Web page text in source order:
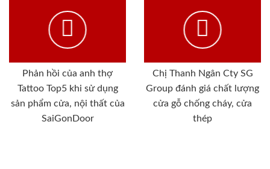
Phản hồi của anh thợ
Tattoo Top5 khi sử dụng
sản phẩm cửa, nội thất của
SaiGonDoor
Chị Thanh Ngân Cty SG
Group đánh giá chất lượng
cửa gỗ chống cháy, cửa
thép